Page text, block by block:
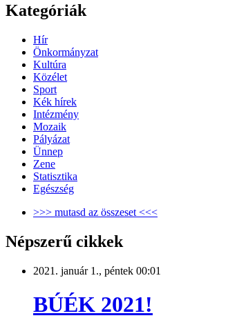
Kategóriák
Hír
Önkormányzat
Kultúra
Közélet
Sport
Kék hírek
Intézmény
Mozaik
Pályázat
Ünnep
Zene
Statisztika
Egészség
>>> mutasd az összeset <<<
Népszerű cikkek
2021. január 1., péntek 00:01
BÚÉK 2021!